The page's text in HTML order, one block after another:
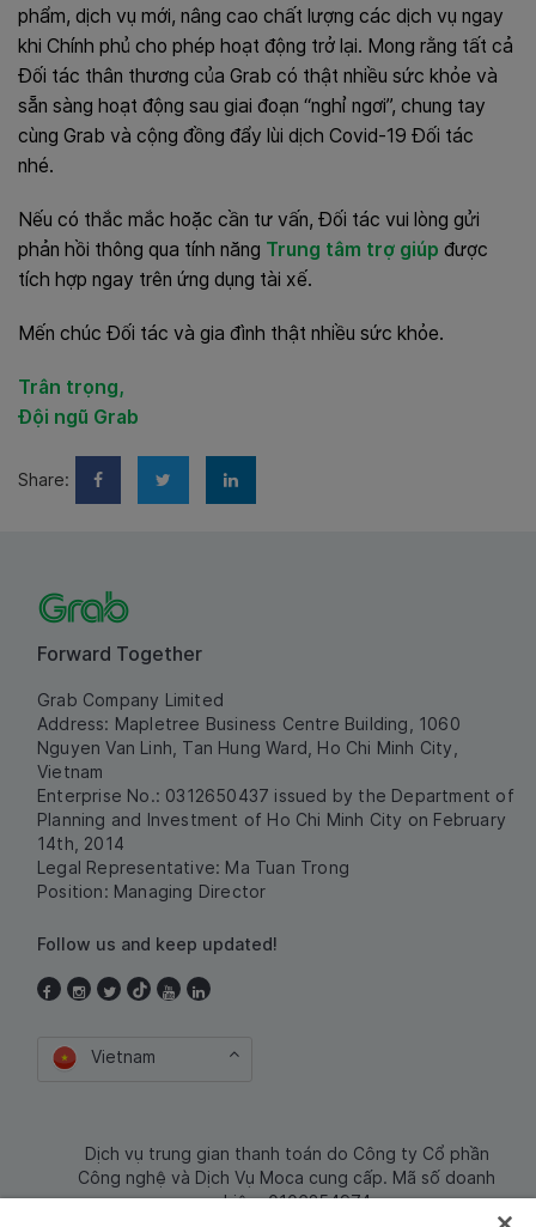
phẩm, dịch vụ mới, nâng cao chất lượng các dịch vụ ngay
khi Chính phủ cho phép hoạt động trở lại. Mong rằng tất cả
Đối tác thân thương của Grab có thật nhiều sức khỏe và
sẵn sàng hoạt động sau giai đoạn “nghỉ ngơi”, chung tay
cùng Grab và cộng đồng đẩy lùi dịch Covid-19 Đối tác
nhé.
Nếu có thắc mắc hoặc cần tư vấn, Đối tác vui lòng gửi
phản hồi thông qua tính năng Trung tâm trợ giúp được
tích hợp ngay trên ứng dụng tài xế.
Mến chúc Đối tác và gia đình thật nhiều sức khỏe.
Trân trọng,
Đội ngũ Grab
Share:
Forward Together
Grab Company Limited
Address: Mapletree Business Centre Building, 1060
Nguyen Van Linh, Tan Hung Ward, Ho Chi Minh City,
Vietnam
Enterprise No.: 0312650437 issued by the Department of
Planning and Investment of Ho Chi Minh City on February
14th, 2014
Legal Representative: Ma Tuan Trong
Position: Managing Director
Follow us and keep updated!
Vietnam
Dịch vụ trung gian thanh toán do Công ty Cổ phần
Công nghệ và Dịch Vụ Moca cung cấp. Mã số doanh
nghiệp: 0106254974